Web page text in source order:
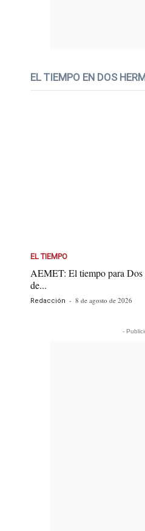
EL TIEMPO EN DOS
EL TIEMPO
AEMET: El tiempo para
de...
Redacción - 8 de agosto de 2026
-